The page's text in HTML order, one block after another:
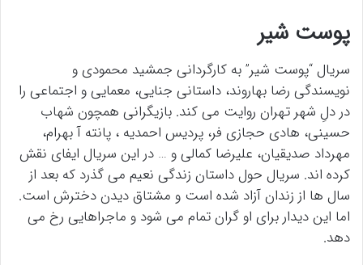
پوست شیر
سریال “پوست شیر” به کارگردانی جمشید محمودی و
نویسندگی رضا بهاروند، داستانی جنایی، معمایی و اجتماعی را
در دلِ شهر تهران روایت می کند. بازیگرانی همچون شهاب
حسینی، هادی حجازی فر، پردیس احمدیه ، پانته آ بهرام،
مهرداد صدیقیان، علیرضا کمالی و … در این سریال ایفای نقش
کرده اند. سریال حول داستان زندگی نعیم می گذرد که بعد از
سال ها از زندان آزاد شده است و مشتاق دیدن دخترش است.
اما این دیدار برای او گران تمام می شود و ماجراهایی رخ می
دهد.